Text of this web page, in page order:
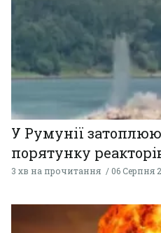
У Румунії
порятунку
3 хв на прочитання 06 Серпня